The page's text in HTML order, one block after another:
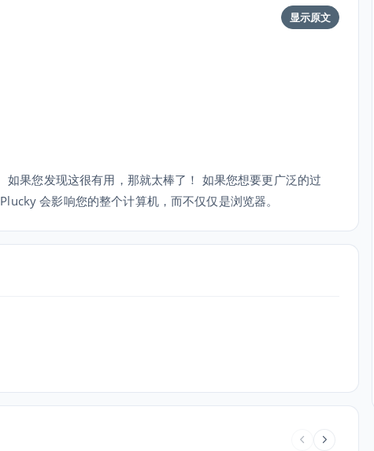
显示原文
果您发现这很有用，那就太棒了！ 如果您想要更广泛的过
会影响您的整个计算机，而不仅仅是浏览器。